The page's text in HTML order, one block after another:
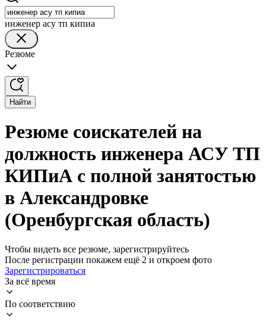
инженер асу тп кипиа
Резюме
Найти
Резюме соискателей на
должность инженера АСУ ТП
КИПиА с полной занятостью
в Александровке
(Оренбургская область)
Чтобы видеть все резюме, зарегистрируйтесь
После регистрации покажем ещё 2 и откроем фото
Зарегистрироваться
За всё время
По соответствию